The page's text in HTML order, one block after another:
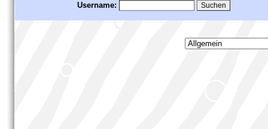
Username: